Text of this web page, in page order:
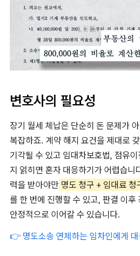
변호사의 필요성
장기 월세 체납은 단순히 돈 문제가
복잡하죠. 계약 해지 요건을 제대로
기각될 수 있고 임대차보호법, 점유
지 얽히면 혼자 대응하기가 어렵습니
력을 받아야만 명도 청구 + 임대료
를 한 번에 진행할 수 있고, 판결 이후
안정적으로 이어갈 수 있습니다.
👉 명도소송 연체하는 임차인에게 대